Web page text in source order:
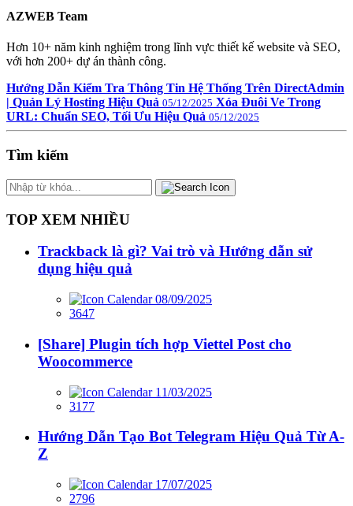
AZWEB Team
Hơn 10+ năm kinh nghiệm trong lĩnh vực thiết kế website và SEO,
với hơn 200+ dự án thành công.
Hướng Dẫn Kiểm Tra Thông Tin Hệ Thống Trên DirectAdmin
| Quản Lý Hosting Hiệu Quả 05/12/2025 Xóa Đuôi Ve Trong
URL: Chuẩn SEO, Tối Ưu Hiệu Quả 05/12/2025
Tìm kiếm
TOP XEM NHIỀU
Trackback là gì? Vai trò và Hướng dẫn sử
dụng hiệu quả
08/09/2025
3647
[Share] Plugin tích hợp Viettel Post cho
Woocommerce
11/03/2025
3177
Hướng Dẫn Tạo Bot Telegram Hiệu Quả Từ A-
Z
17/07/2025
2796